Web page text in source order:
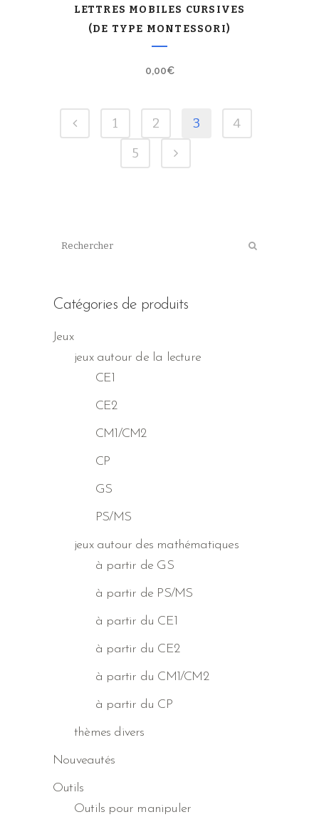
LETTRES MOBILES CURSIVES
(DE TYPE MONTESSORI)
0,00€
1 2 3
4
5
Catégories de produits
Jeux
jeux autour de la lecture
CE1
CE2
CM1/CM2
CP
GS
PS/MS
jeux autour des mathématiques
à partir de GS
à partir de PS/MS
à partir du CE1
à partir du CE2
à partir du CM1/CM2
à partir du CP
thèmes divers
Nouveautés
Outils
Outils pour manipuler